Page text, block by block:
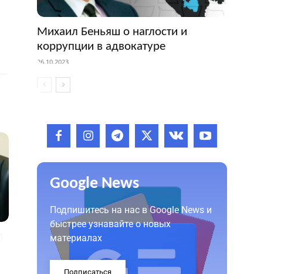
Михаил Беньяш о наглости и
коррупции в адвокатуре
26.10.2023
Google News
Подпишитесь на нас в Google News и
быстрее узнавайте о новых
материалах
Подписаться